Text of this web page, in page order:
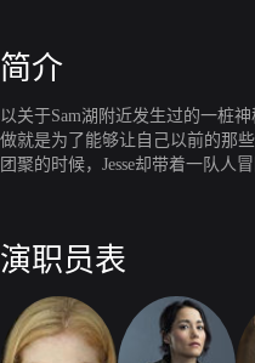
简介
以关于Sam湖附近发生过的一桩
做就是为了能够让自己以前的那
团聚的时候，Jesse却带着一队人
演职员表